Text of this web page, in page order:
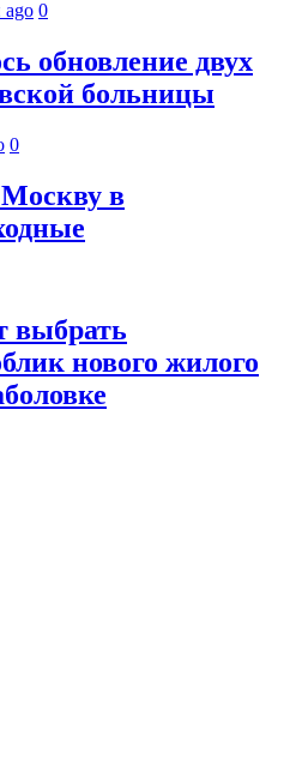
ago 0
обновление двух
больницы
0
в
выбрать
нового жилого